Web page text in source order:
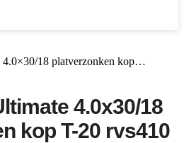
18 platverzonken kop…
4.0x30/18
kop T-20 rvs410